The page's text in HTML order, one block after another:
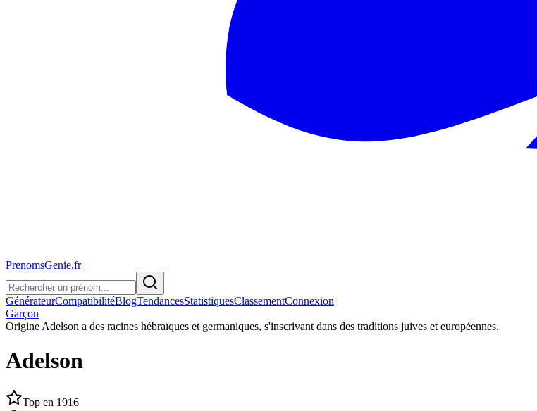
PrenomsGenie.fr
GénérateurCompatibilitéBlogTendancesStatistiquesClassementConnexion
Garçon
Origine Adelson a des racines hébraïques et germaniques, s'inscrivant dans des traditions juives et européennes.
Adelson
Top en 1916